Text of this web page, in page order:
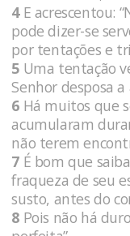
4E acrescentou:
pode dizer-se
por tentações e
5 Uma tentação
Senhor desposa
6 Há muitos que
acumularam
não terem
7 É bom que
fraqueza de seu
susto, antes do
8 Pois não há